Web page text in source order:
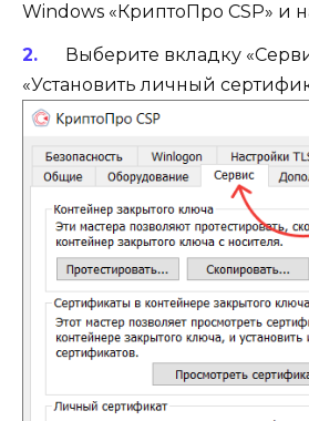
Windows «КриптоПро CSP» и
Выберите вкладку
«Установить личный